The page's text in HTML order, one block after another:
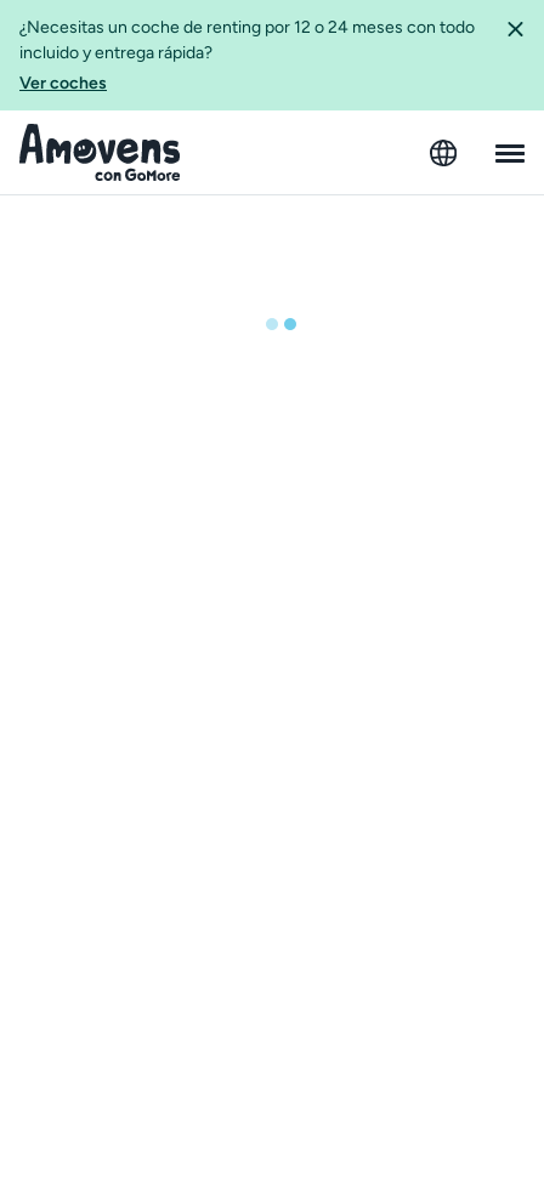
¿Necesitas un coche de renting por 12 o 24 meses con todo
incluido y entrega rápida?
Ver coches